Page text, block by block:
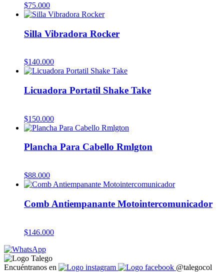
$75.000
Silla Vibradora Rocker
$140.000
Licuadora Portatil Shake Take
$150.000
Plancha Para Cabello Rmlgton
$88.000
Comb Antiempanante Motointercomunicador
$146.000
Encuéntranos en @talegocol